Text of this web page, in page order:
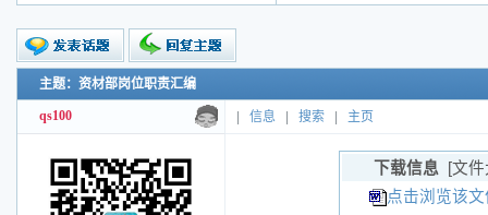
主题：资材部岗位职责汇编
qs100 信息 搜索 主页
下载信息 [文件
点击浏览该